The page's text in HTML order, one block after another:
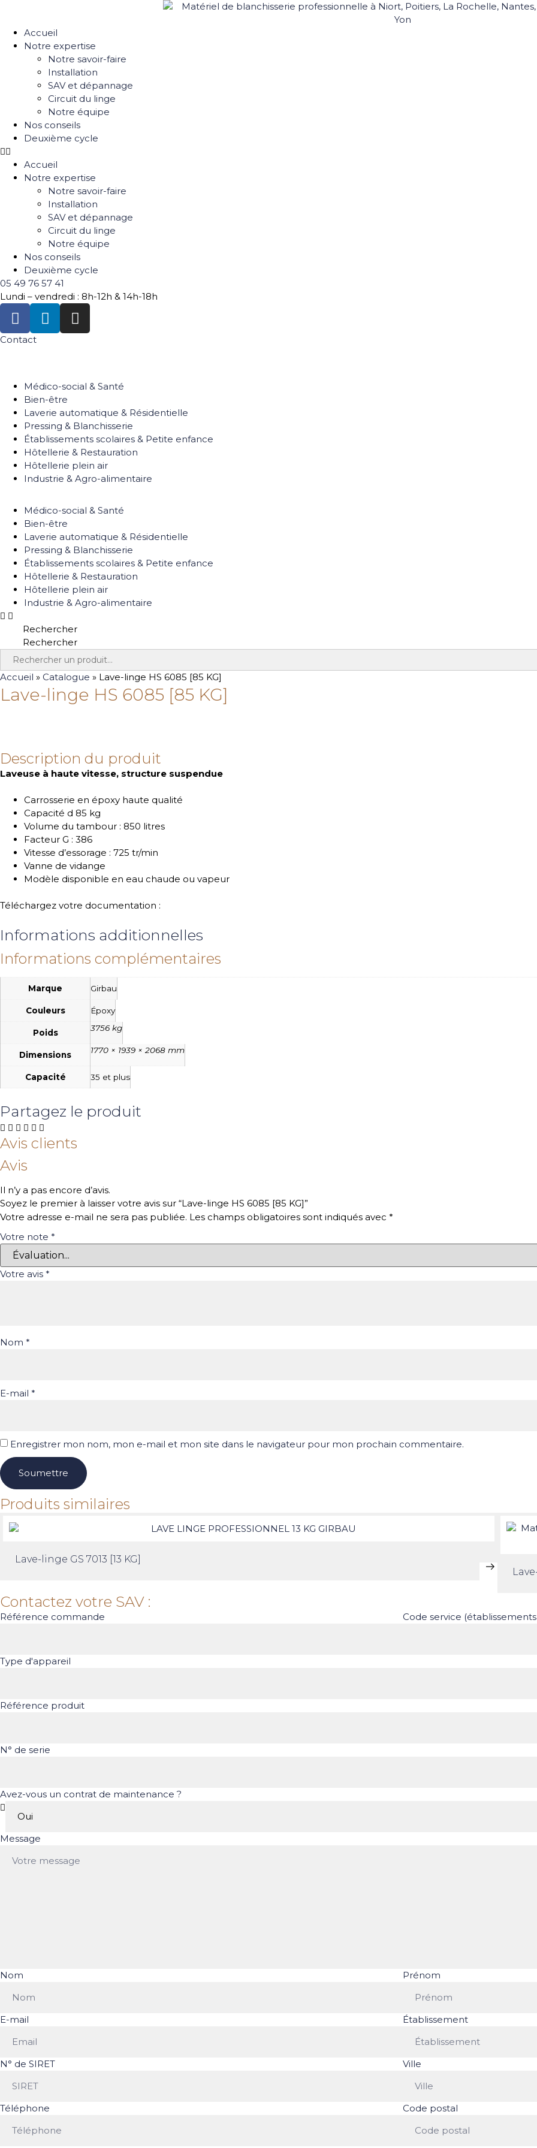
Accueil
Notre expertise
Notre savoir-faire
Installation
SAV et dépannage
Circuit du linge
Notre équipe
Nos conseils
Deuxième cycle
Accueil
Notre expertise
Notre savoir-faire
Installation
SAV et dépannage
Circuit du linge
Notre équipe
Nos conseils
Deuxième cycle
05 49 76 57 41
Lundi – vendredi : 8h-12h & 14h-18h
Contact
Médico-social & Santé
Bien-être
Laverie automatique & Résidentielle
Pressing & Blanchisserie
Établissements scolaires & Petite enfance
Hôtellerie & Restauration
Hôtellerie plein air
Industrie & Agro-alimentaire
Médico-social & Santé
Bien-être
Laverie automatique & Résidentielle
Pressing & Blanchisserie
Établissements scolaires & Petite enfance
Hôtellerie & Restauration
Hôtellerie plein air
Industrie & Agro-alimentaire
Rechercher
Rechercher
Search
for:
Accueil » Catalogue » Lave-linge HS 6085 [85 KG]
Lave-linge HS 6085 [85 KG]
Description du produit
Laveuse à haute vitesse, structure suspendue
Carrosserie en époxy haute qualité
Capacité d 85 kg
Volume du tambour : 850 litres
Facteur G : 386
Vitesse d’essorage : 725 tr/min
Vanne de vidange
Modèle disponible en eau chaude ou vapeur
Téléchargez votre documentation :
Informations additionnelles
Informations complémentaires
Poids 3756 kg
Dimensions 1770 × 1939 × 2068 mm
Marque Girbau
Capacité 35 et plus
Couleurs Époxy
Partagez le produit
Avis clients
Avis
Il n’y a pas encore d’avis.
Soyez le premier à laisser votre avis sur “Lave-linge HS 6085 [85 KG]”
Votre adresse e-mail ne sera pas publiée. Les champs obligatoires sont indiqués avec *
Votre note *
Votre avis *
Nom *
E-mail *
Enregistrer mon nom, mon e-mail et mon site dans le navigateur pour mon prochain commentaire.
Produits similaires
Lave-linge GS 7013 [13 KG]
Contactez votre SAV :
Référence commande Code service
Type d'appareil
Référence produit
N° de serie
Avez-vous un contrat de maintenance ?
Message
Nom Prénom
E-mail Établissement
N° de SIRET Ville
Téléphone Code postal